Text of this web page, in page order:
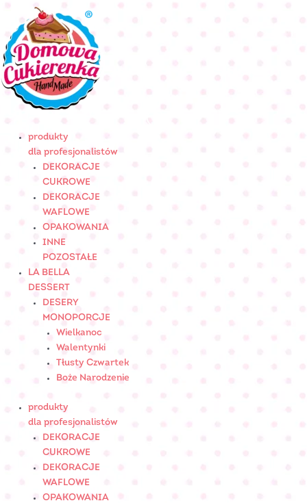
produkty
dla profesjonalistów
DEKORACJE
CUKROWE
DEKORACJE
WAFLOWE
OPAKOWANIA
INNE
POZOSTAŁE
LA BELLA
DESSERT
DESERY
MONOPORCJE
Wielkanoc
Walentynki
Tłusty Czwartek
Boże Narodzenie
produkty
dla profesjonalistów
DEKORACJE
CUKROWE
DEKORACJE
WAFLOWE
OPAKOWANIA